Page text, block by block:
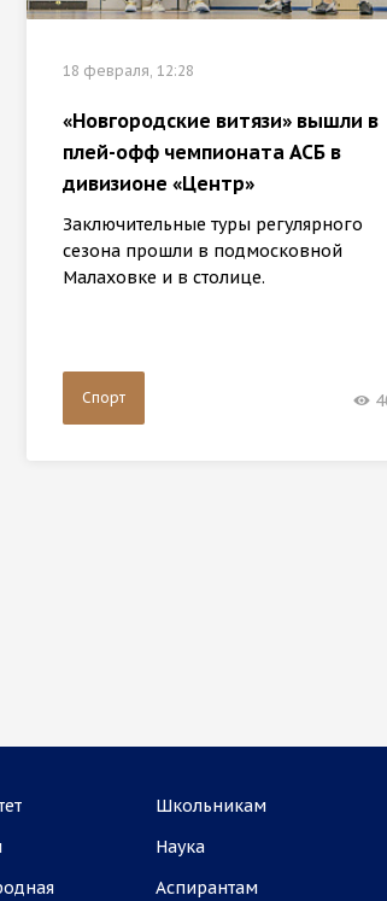
18 февраля, 12:28
«Новгородские витязи» вышли в
плей-офф чемпионата АСБ в
дивизионе «Центр»
Заключительные туры регулярного
сезона прошли в подмосковной
Малаховке и в столице.
Спорт
Школьникам
Наука
Аспирантам